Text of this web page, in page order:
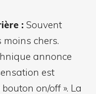
: Souvent
chers.
annonce
est
on/off ». La